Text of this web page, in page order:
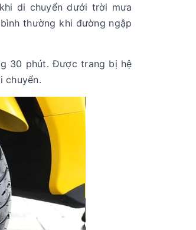
di chuyển dưới trời mưa
thường khi đường ngập
30 phút. Được trang bị hệ
chuyển.